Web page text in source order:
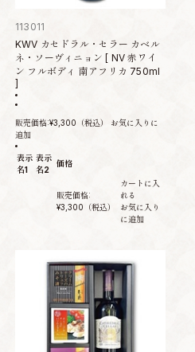
113011
KWV カセドラル・セラー カベル
ネ・ソーヴィニョン [ NV 赤ワイ
ン フルボディ 南アフリカ 750ml
]
販売価格:¥3,300 （税込）
お気に入りに
追加
表示
名1
表示
名2
価格
販売価格:
¥3,300 （税込）
カートに入
れる
お気に入り
に追加